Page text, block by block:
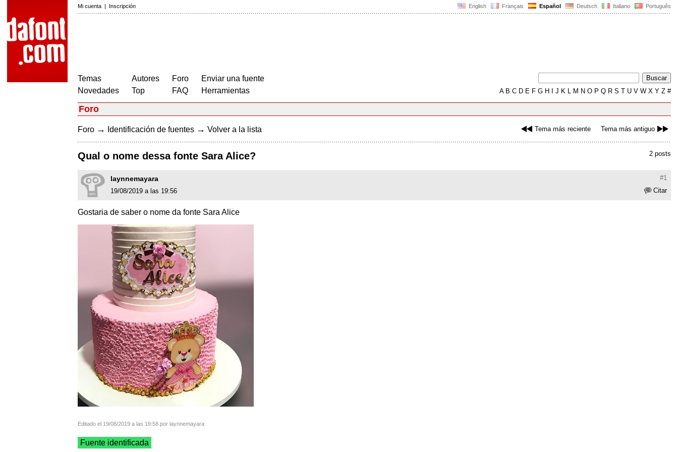
English Français Español Deutsch Italiano Português
Mi cuenta | Inscripción
Temas
Novedades
Autores
Top
Foro
FAQ
Enviar una fuente
Herramientas
AB C D E F G H J K L M N O P Q R S T U V W X Y Z #
Foro
Tema más reciente Tema más antiguo
Foro → Identificación de fuentes → Volver a la lista
2 posts
Qual o nome dessa fonte Sara Alice?
#1
laynnemayara
Citar
19/08/2019 a las 19:56
Gostaria de saber o nome da fonte Sara Alice
Editado el 19/08/2019 a las 19:58 por laynnemayara
Fuente identificada